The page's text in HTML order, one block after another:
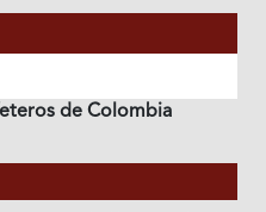
de Colombia